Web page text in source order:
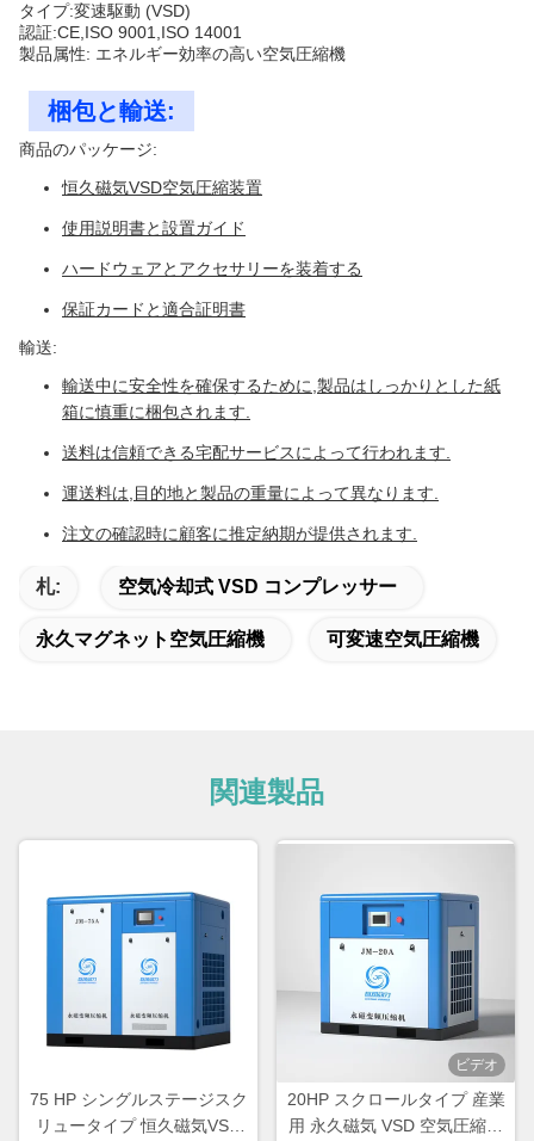
タイプ:変速駆動 (VSD)
認証:CE,ISO 9001,ISO 14001
製品属性: エネルギー効率の高い空気圧縮機
梱包と輸送:
商品のパッケージ:
恒久磁気VSD空気圧縮装置
使用説明書と設置ガイド
ハードウェアとアクセサリーを装着する
保証カードと適合証明書
輸送:
輸送中に安全性を確保するために,製品はしっかりとした紙
箱に慎重に梱包されます.
送料は信頼できる宅配サービスによって行われます.
運送料は,目的地と製品の重量によって異なります.
注文の確認時に顧客に推定納期が提供されます.
札: 空気冷却式 VSD コンプレッサー
永久マグネット空気圧縮機 可変速空気圧縮機
関連製品
75 HP シングルステージスク
リュータイプ 恒久磁気VSD
ビデオ
20HP スクロールタイプ 産業
用 永久磁気 VSD 空気圧縮機